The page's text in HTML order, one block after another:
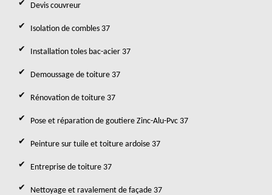
Devis couvreur
Isolation de combles 37
Installation toles bac-acier 37
Demoussage de toiture 37
Rénovation de toiture 37
Pose et réparation de goutiere Zinc-Alu-Pvc 37
Peinture sur tuile et toiture ardoise 37
Entreprise de toiture 37
Nettoyage et ravalement de façade 37